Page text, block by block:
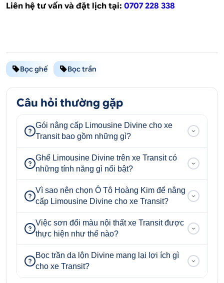
Liên hệ tư vấn và đặt lịch tại: 0707 228 338
Bọc ghế Bọc trần
Câu hỏi thường gặp
Gói nâng cấp Limousine Divine cho xe
Transit bao gồm những gì?
Ghế Limousine Divine trên xe Transit có
những tính năng gì nổi bật?
Vì sao nên chọn Ô Tô Hoàng Kim để nâng
cấp Limousine Divine cho xe Transit?
Việc sơn đổi màu nội thất xe Transit được
thực hiện như thế nào?
Bọc trần da lộn Divine mang lại lợi ích gì
cho xe Transit?